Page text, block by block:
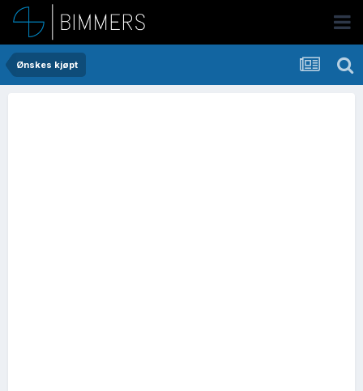
Ønskes kjøpt